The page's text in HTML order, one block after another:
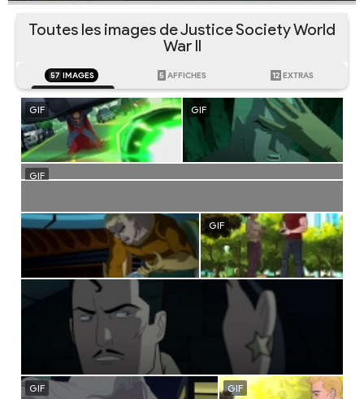
Toutes les images de Justice Society World
War II
57 IMAGES 5 AFFICHES 12 EXTRAS